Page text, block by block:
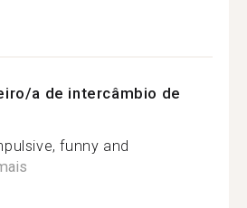
a de intercâmbio de
funny and